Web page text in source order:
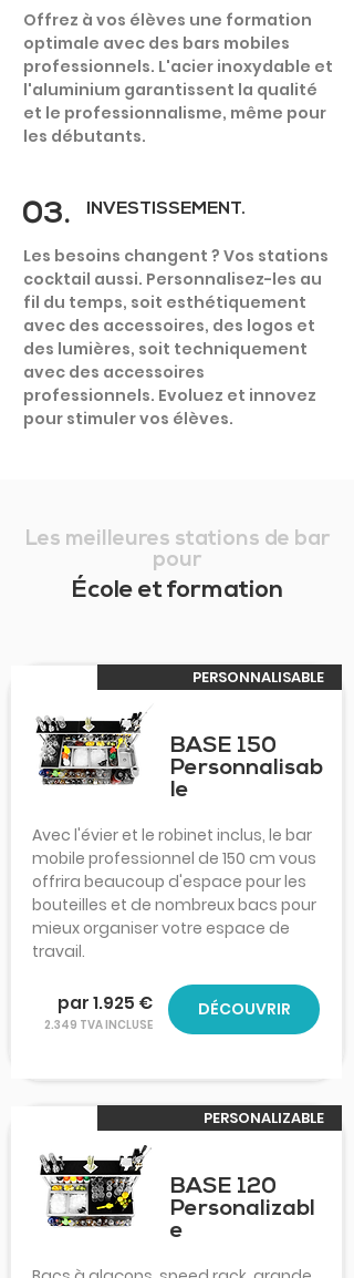
Offrez à vos élèves une formation
optimale avec des bars mobiles
professionnels. L'acier inoxydable et
l'aluminium garantissent la qualité
et le professionnalisme, même pour
les débutants.
03. INVESTISSEMENT.
Les besoins changent ? Vos stations
cocktail aussi. Personnalisez-les au
fil du temps, soit esthétiquement
avec des accessoires, des logos et
des lumières, soit techniquement
avec des accessoires
professionnels. Evoluez et innovez
pour stimuler vos élèves.
Les meilleures stations de bar
pour
École et formation
PERSONNALISABLE
BASE 150
Personnalisab
le
Avec l'évier et le robinet inclus, le bar
mobile professionnel de 150 cm vous
offrira beaucoup d'espace pour les
bouteilles et de nombreux bacs pour
mieux organiser votre espace de
travail.
par 1.925 €
2.349 TVA INCLUSE
DÉCOUVRIR
PERSONALIZABLE
BASE 120
Personalizabl
e